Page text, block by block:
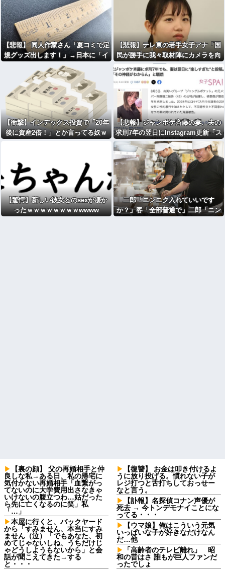
【悲報】 同人作家さん「夏コミで定
規グッズ出します！」→日本に「イ
ンチ表記の定規は販売禁止」という
法令があり頒布中止に
【悲報】テレ東の若手女子アナ「国
民が勝手に我々取材陣にカメラを向
けるな！」→何様のつもりだと炎上
ｗｗｗｗｗｗ
【衝撃】インデックス投資で「20年
後に資産2倍！」とか言ってる奴ｗ
【悲報】ジャンポケ斉藤の妻、夫の
求刑7年の翌日にInstagram更新「ス
パイダーマン楽しすぎた！」
【驚愕】新しい彼女とのsexが凄か
ったｗｗｗｗｗｗｗｗwwww
二郎「ニンニク入れていいです
か？」客「全部普通で」二郎「ニン
【裏の顔】 父の再婚相手と仲
良しな私→ある日、私の帰宅に
気付かない再婚相手「血繋がっ
てないのに大学費用出さなきゃ
いけないの腹立つわ…姑だった
ら先に亡くなるのに笑」私
「…」
本屋に行くと、バックヤード
から「すみません、本当にすみ
ません（泣）「でもあなた、初
めてじゃないしね、うちだけじ
ゃどうしようもないから」と会
話が聞こえてきた→する
と・・・
【復讐】 お金は叩き付けるよ
うに放り投げる。慣れない子が
レジ打つと舌打ちしておっせー
なと言う。
【訃報】名探偵コナン声優が
死去 → 今トンデモナイことにな
ってる・・・
【ウマ娘】俺はこういう元気
いっぱいな子が好きなだけなん
だ…他
「高齢者のテレビ離れ」 昭
和の昔はさ 誰もが巨人ファンだ
ったでしょ